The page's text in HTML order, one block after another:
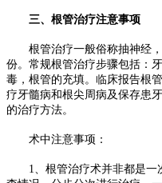
三、根管治疗注意事项
根管治疗一般俗称抽神经，
份。常规根管治疗步骤包括：
毒，根管的充填。临床报告根
疗牙髓病和根尖周病及保存患
的治疗方法。
术中注意事项：
1、根管治疗术并非都是一